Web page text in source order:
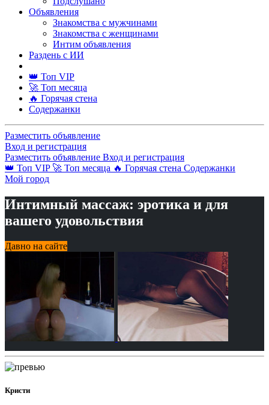
Объявления
Знакомства с мужчинами
Знакомства с женщинами
Интим объявления
Раздень с ИИ
👑 Топ VIP
🚀 Топ месяца
🔥 Горячая стена
Содержанки
Разместить объявление
Вход и регистрация
Разместить объявление Вход и регистрация
👑 Топ VIP 🚀 Топ месяца 🔥 Горячая стена Содержанки
Мой город
Интимный массаж: эротика и для
вашего удовольствия
Давно на сайте
Кристи